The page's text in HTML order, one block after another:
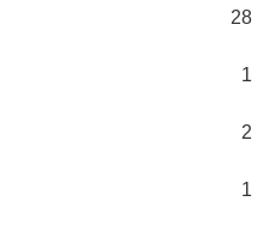
28
1
2
1